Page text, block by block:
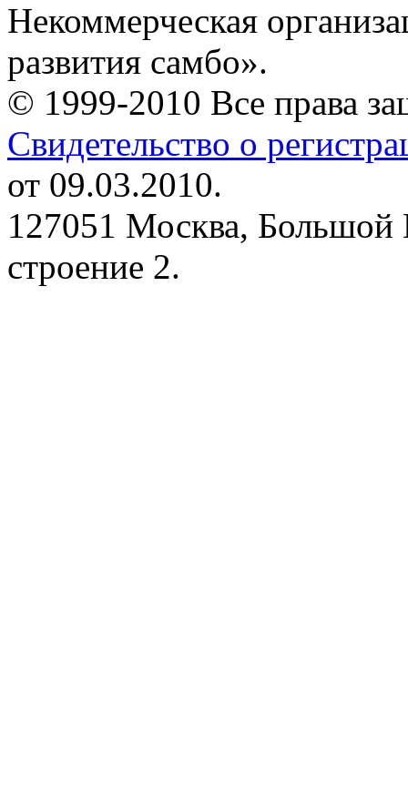
Некоммерческая
развития самбо».
© 1999-2010 Все права
Свидетельство о
от 09.03.2010.
127051 Москва, Большой
строение 2.